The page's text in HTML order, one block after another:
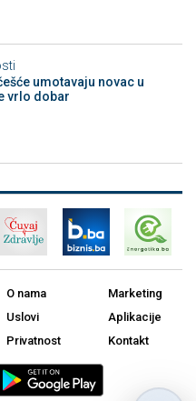
umotavaju novac u
vrlo dobar
O nama
Uslovi
Privatnost
Marketing
Aplikacije
Kontakt